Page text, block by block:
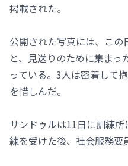
掲載された。
公開された写真には、こ
と、見送りのために集ま
っている。3人は密着して
を惜しんだ。
サンドゥルは11日に訓練
練を受けた後、社会服務要